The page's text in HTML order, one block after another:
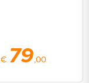
€ 79,00